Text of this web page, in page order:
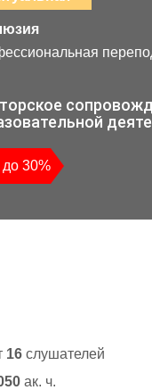
30%
16 слушателей
ак. ч.